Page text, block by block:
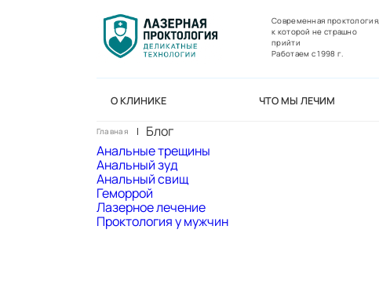
Современная проктология,
к которой не страшно
прийти
Работаем с 1998 г.
О КЛИНИКЕ ЧТО МЫ ЛЕЧИМ
Главная
Блог
Анальные трещины
Анальный зуд
Анальный свищ
Геморрой
Лазерное лечение
Проктология у мужчин